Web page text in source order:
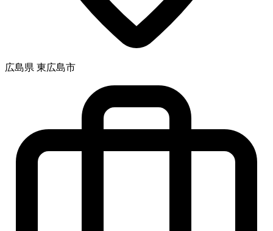
広島県 東広島市